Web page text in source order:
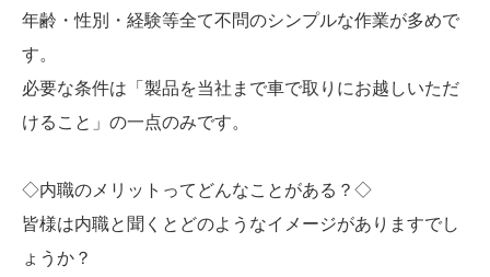
年齢・性別・経験等全て不問のシンプルな作業が多めで
す。
必要な条件は「製品を当社まで車で取りにお越しいただ
けること」の一点のみです。
◇内職のメリットってどんなことがある？◇
皆様は内職と聞くとどのようなイメージがありますでし
ょうか？